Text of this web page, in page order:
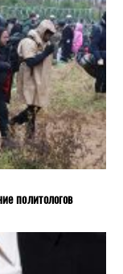
политологов